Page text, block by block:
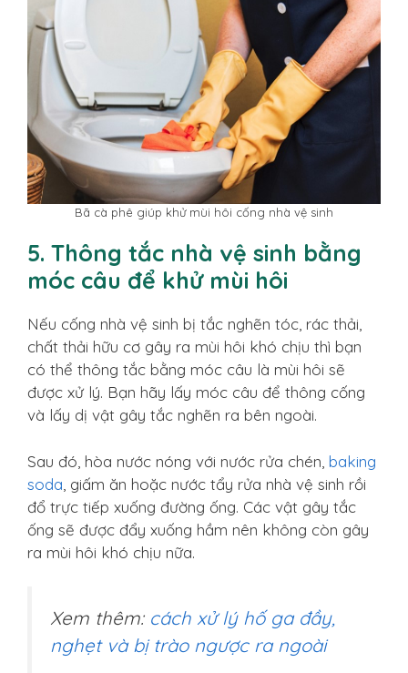
Bã cà phê giúp khử mùi hôi cống nhà vệ sinh
5. Thông tắc nhà vệ sinh bằng
móc câu để khử mùi hôi
Nếu cống nhà vệ sinh bị tắc nghẽn tóc, rác thải,
chất thải hữu cơ gây ra mùi hôi khó chịu thì bạn
có thể thông tắc bằng móc câu là mùi hôi sẽ
được xử lý. Bạn hãy lấy móc câu để thông cống
và lấy dị vật gây tắc nghẽn ra bên ngoài.
Sau đó, hòa nước nóng với nước rửa chén, baking
soda , giấm ăn hoặc nước tẩy rửa nhà vệ sinh rồi
đổ trực tiếp xuống đường ống. Các vật gây tắc
ống sẽ được đẩy xuống hầm nên không còn gây
ra mùi hôi khó chịu nữa.
Xem thêm: cách xử lý hố ga đầy,
nghẹt và bị trào ngược ra ngoài